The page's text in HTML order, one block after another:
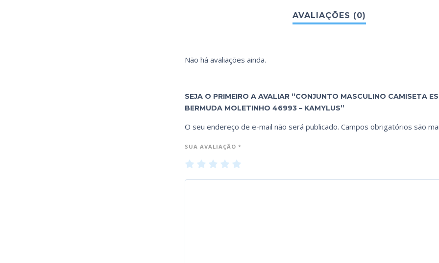
Não há avaliações ainda.
SEJA O PRIMEIRO A AVALIAR “CONJUNTO MASCULINO CAMISETA
BERMUDA MOLETINHO 46993 – KAMYLUS”
O seu endereço de e-mail não será publicado. Campos obrigatórios são
SUA AVALIAÇÃO *
1 2 3 4